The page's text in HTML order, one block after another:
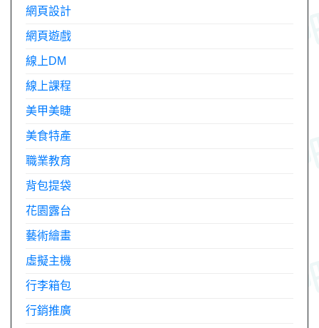
網頁設計
網頁遊戲
線上DM
線上課程
美甲美睫
美食特產
職業教育
背包提袋
花園露台
藝術繪畫
虛擬主機
行李箱包
行銷推廣